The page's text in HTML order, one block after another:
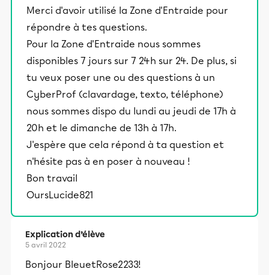
Merci d'avoir utilisé la Zone d'Entraide pour
répondre à tes questions.
Pour la Zone d'Entraide nous sommes
disponibles 7 jours sur 7 24h sur 24. De plus, si
tu veux poser une ou des questions à un
CyberProf (clavardage, texto, téléphone)
nous sommes dispo du lundi au jeudi de 17h à
20h et le dimanche de 13h à 17h.
J'espère que cela répond à ta question et
n'hésite pas à en poser à nouveau !
Bon travail
OursLucide821
Explication d’élève
5 avril 2022
Bonjour BleuetRose2233!